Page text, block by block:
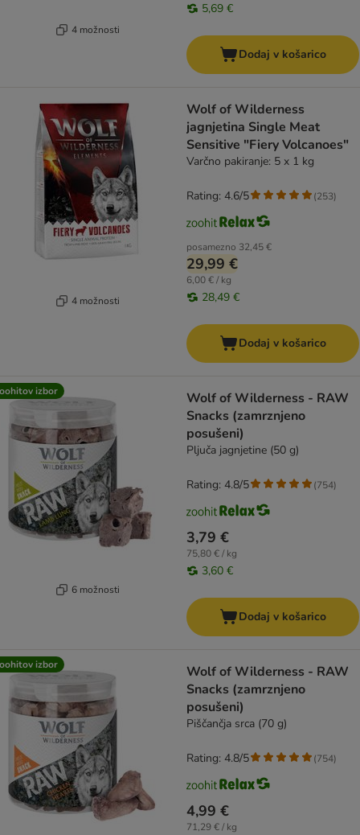
4 možnosti
5,69 €
Dodaj v košarico
4 možnosti
Wolf of Wilderness
jagnjetina Single Meat
Sensitive "Fiery Volcanoes"
Varčno pakiranje: 5 x 1 kg
posamezno 32,45 €
29,99 €
6,00 € / kg
28,49 €
Rating: 4.6/5 (253)
Dodaj v košarico
izbor
6 možnosti
Wolf of Wilderness - RAW
Snacks (zamrznjeno
posušeni)
Pljuča jagnjetine (50 g)
3,79 €
75,80 € / kg
3,60 €
Rating: 4.8/5 (754)
Dodaj v košarico
izbor
Wolf of Wilderness - RAW
Snacks (zamrznjeno
posušeni)
Piščančja srca (70 g)
4,99 €
71,29 € / kg
Rating: 4.8/5 (754)